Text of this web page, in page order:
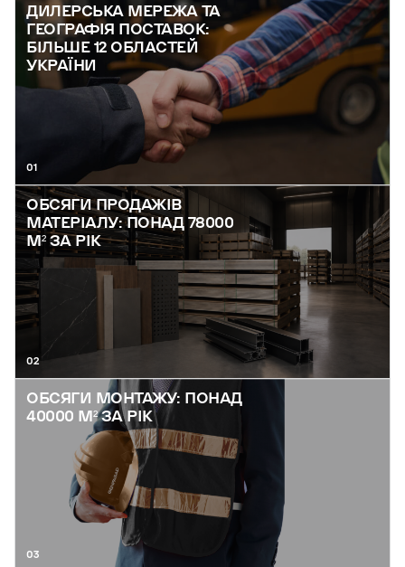
ДИЛЕРСЬКА МЕРЕЖА ТА
ГЕОГРАФІЯ ПОСТАВОК:
БІЛЬШЕ 12 ОБЛАСТЕЙ
УКРАЇНИ
01
ОБСЯГИ ПРОДАЖІВ
МАТЕРІАЛУ: ПОНАД 78000
М² ЗА РІК
02
ОБСЯГИ МОНТАЖУ: ПОНАД
40000 М² ЗА РІК
03